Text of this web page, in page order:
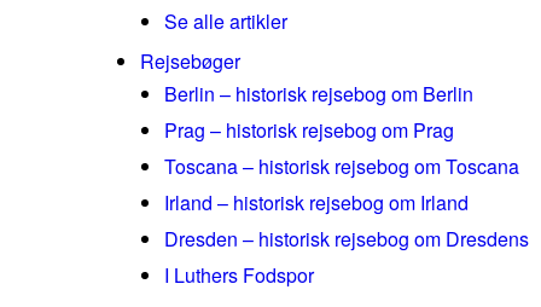
Se alle artikler
Rejsebøger
Berlin – historisk rejsebog om Berlin
Prag – historisk rejsebog om Prag
Toscana – historisk rejsebog om Toscana
Irland – historisk rejsebog om Irland
Dresden – historisk rejsebog om Dresdens
I Luthers Fodspor